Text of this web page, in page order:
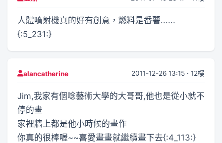
人體噴射機真的好有創意，燃料是番薯......
{:5_231:}
alancatherine 2011-12-26 13:15 · 12樓
Jim,我家有個唸藝術大學的大哥哥,他也是從小就不
停的畫
家裡牆上都是他小時候的畫作
你真的很棒喔~~喜愛畫畫就繼續畫下去{:4_113:}